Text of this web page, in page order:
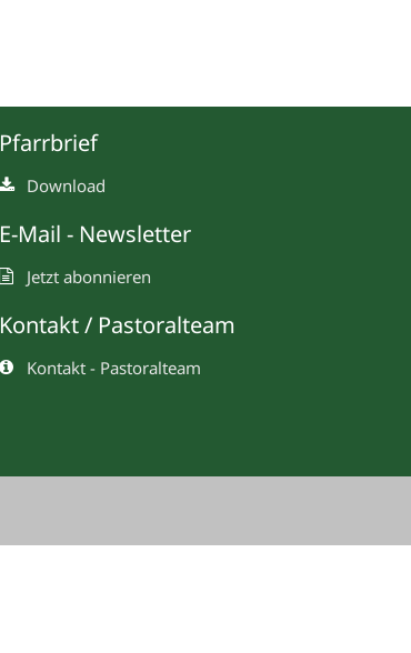
Pfarrbrief
Download
E-Mail - Newsletter
Jetzt abonnieren
Kontakt / Pastoralteam
Kontakt - Pastoralteam